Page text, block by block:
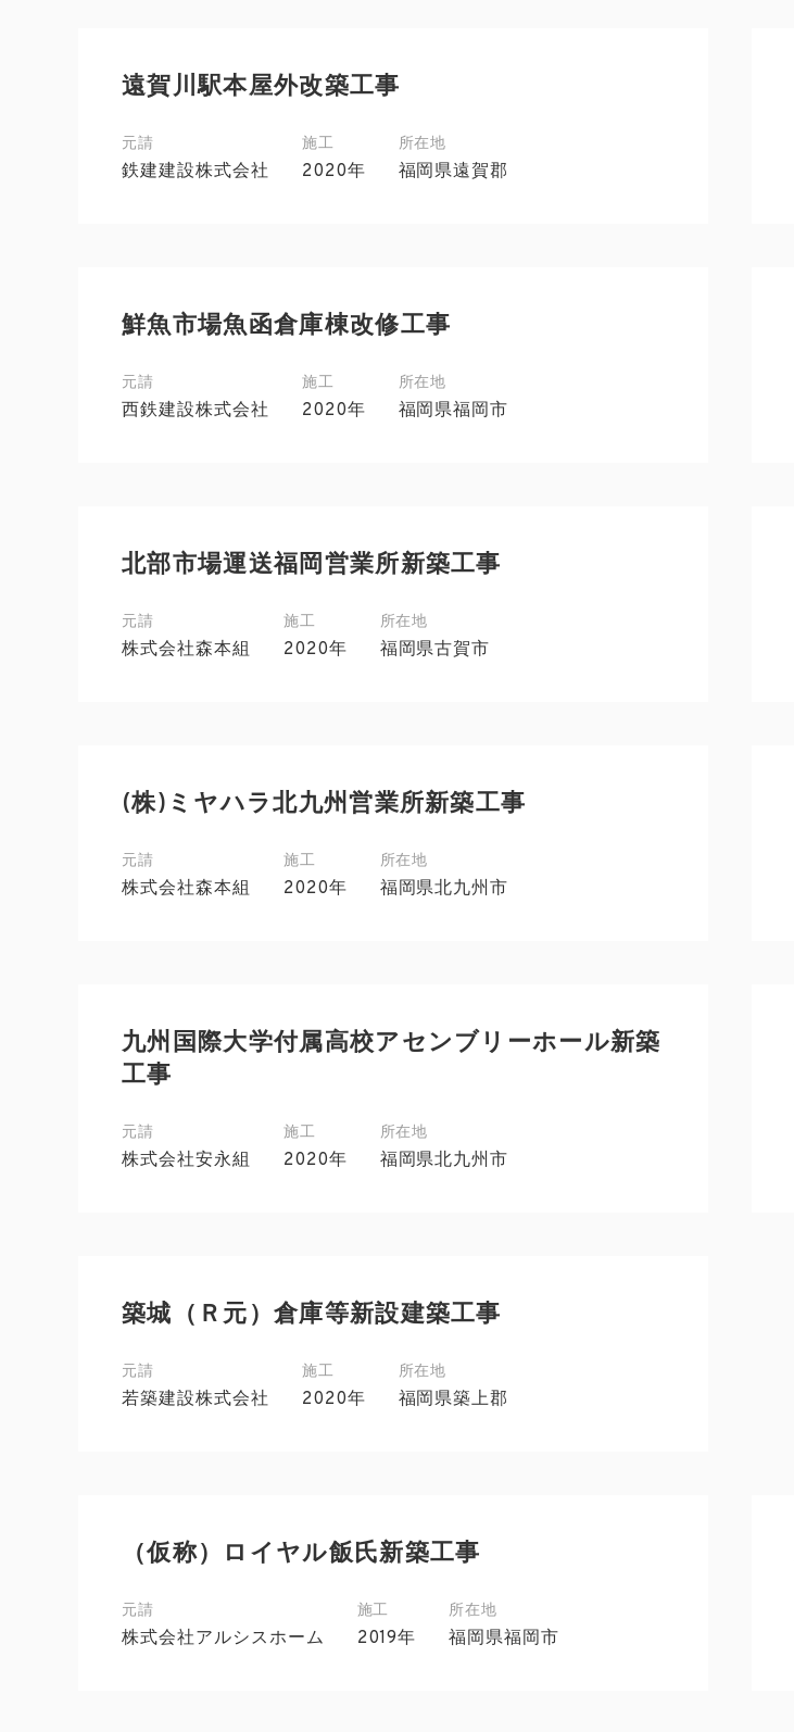
遠賀川駅本屋外改築工事
元請
鉄建建設株式会社
施工
2020年
所在地
福岡県遠賀郡
鮮魚市場魚函倉庫棟改修工事
元請
西鉄建設株式会社
施工
2020年
所在地
福岡県福岡市
北部市場運送福岡営業所新築工事
元請
株式会社森本組
施工
2020年
所在地
福岡県古賀市
(株)ミヤハラ北九州営業所新築工事
元請
株式会社森本組
施工
2020年
所在地
福岡県北九州市
九州国際大学付属高校アセンブリーホール新築
工事
元請
株式会社安永組
施工
2020年
所在地
福岡県北九州市
築城（Ｒ元）倉庫等新設建築工事
元請
若築建設株式会社
施工
2020年
所在地
福岡県築上郡
（仮称）ロイヤル飯氏新築工事
元請
株式会社アルシスホーム
施工
2019年
所在地
福岡県福岡市